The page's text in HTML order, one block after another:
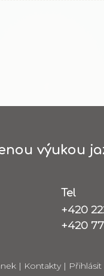
výukou
Tel
+420
+420
| Kontakty | Přihlásit